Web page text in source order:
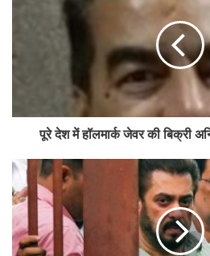
पूरे देश में हॉलमार्क जेवर की बिक्री